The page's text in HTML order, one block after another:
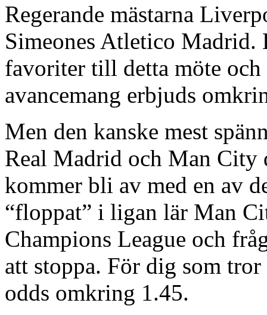
Regerande mästarna
Simeones Atletico
favoriter till detta möte
avancemang erbjuds
Men den kanske mest
Real Madrid och Man City
kommer bli av med en av
“floppat” i ligan lär Man
Champions League och
att stoppa. För dig som
odds omkring 1.45.